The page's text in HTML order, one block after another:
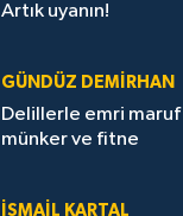
Artık uyanın!
GÜNDÜZ DEMIRHAN
Delillerle emri maruf
münker ve fitne
İSMAIL KARTAL